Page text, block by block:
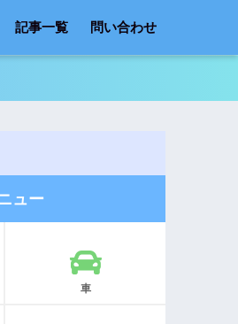
記事一覧 問い合わせ
ュー
車